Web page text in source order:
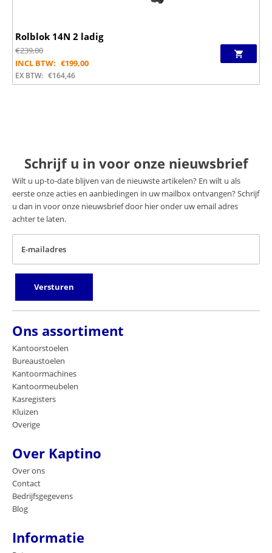
Rolblok 14N 2 ladig
€239,00
INCL BTW: €199,00
EX BTW: €164,46
Schrijf u in voor onze nieuwsbrief
Wilt u up-to-date blijven van de nieuwste artikelen? En wilt u als
eerste onze acties en aanbiedingen in uw mailbox ontvangen? Schrijf
u dan in voor onze nieuwsbrief door hier onder uw email adres
achter te laten.
E-mailadres
Versturen
Ons assortiment
Kantoorstoelen
Bureaustoelen
Kantoormachines
Kantoormeubelen
Kasregisters
Kluizen
Overige
Over Kaptino
Over ons
Contact
Bedrijfsgegevens
Blog
Informatie